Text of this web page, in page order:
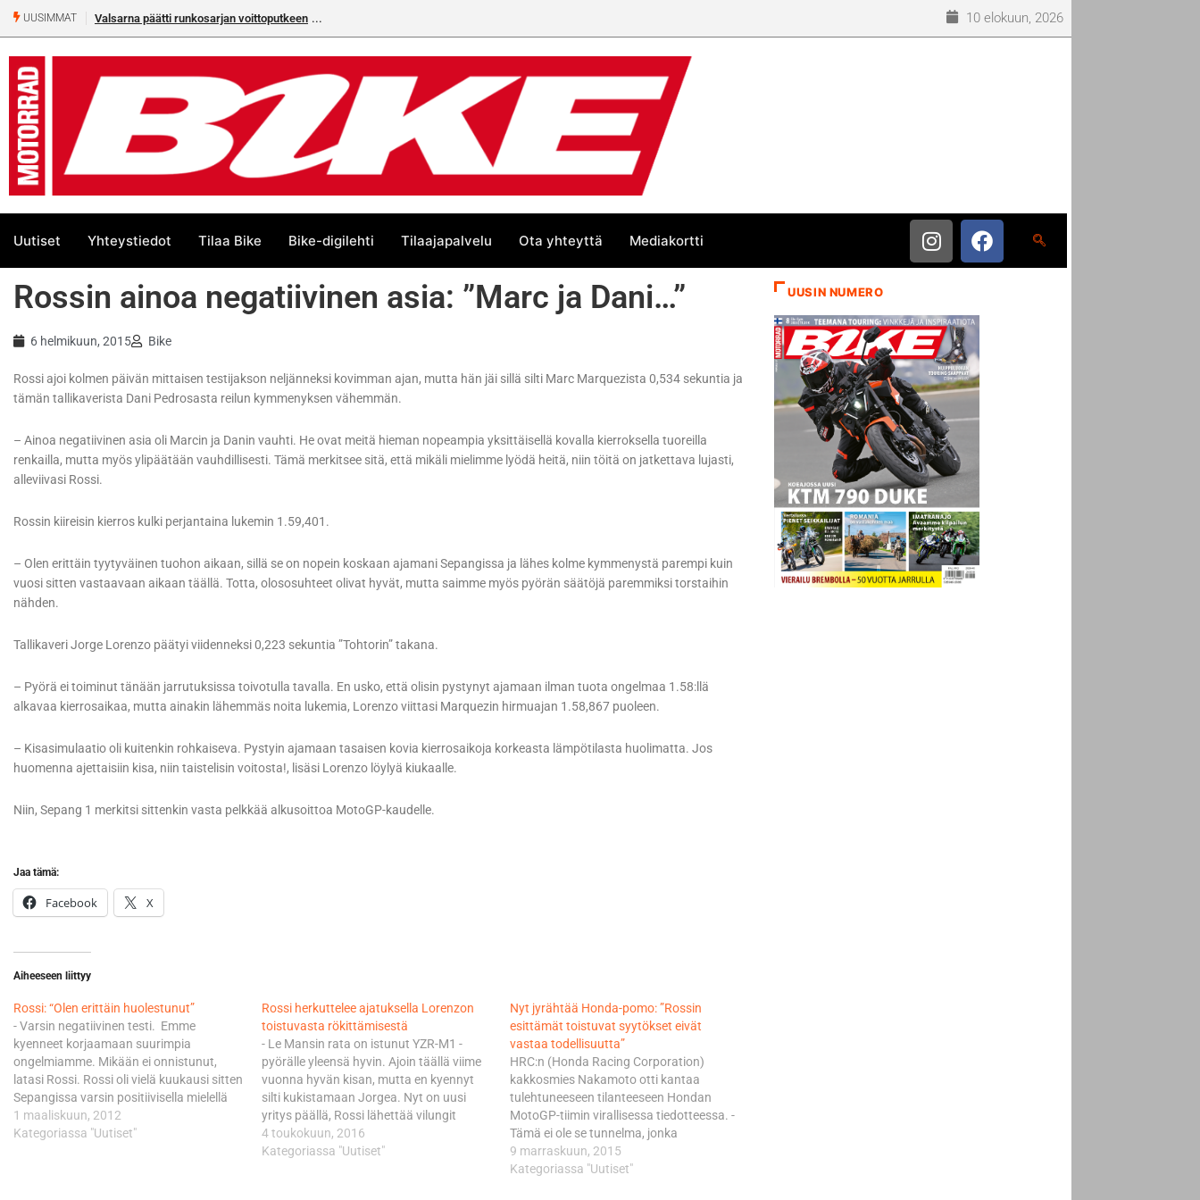
UUSIMMAT Valsarna päätti runkosarjan voittoputkeen 10 elokuun, 2026
Uutiset Yhteystiedot Tilaa Bike Bike-digilehti Tilaajapalvelu Ota yhteyttä Mediakortti
Rossin ainoa negatiivinen asia: ”Marc ja Dani…”
6 helmikuun, 2015 Bike
Rossi ajoi kolmen päivän mittaisen testijakson neljänneksi kovimman ajan, mutta hän jäi sillä silti Marc Marquezista 0,534 sekuntia ja
tämän tallikaverista Dani Pedrosasta reilun kymmenyksen vähemmän.
– Ainoa negatiivinen asia oli Marcin ja Danin vauhti. He ovat meitä hieman nopeampia yksittäisellä kovalla kierroksella tuoreilla
renkailla, mutta myös ylipäätään vauhdillisesti. Tämä merkitsee sitä, että mikäli mielimme lyödä heitä, niin töitä on jatkettava lujasti,
alleviivasi Rossi.
Rossin kiireisin kierros kulki perjantaina lukemin 1.59,401.
– Olen erittäin tyytyväinen tuohon aikaan, sillä se on nopein koskaan ajamani Sepangissa ja lähes kolme kymmenystä parempi kuin
vuosi sitten vastaavaan aikaan täällä. Totta, olososuhteet olivat hyvät, mutta saimme myös pyörän säätöjä paremmiksi torstaihin
nähden.
Tallikaveri Jorge Lorenzo päätyi viidenneksi 0,223 sekuntia ”Tohtorin” takana.
– Pyörä ei toiminut tänään jarrutuksissa toivotulla tavalla. En usko, että olisin pystynyt ajamaan ilman tuota ongelmaa 1.58:llä
alkavaa kierrosaikaa, mutta ainakin lähemmäs noita lukemia, Lorenzo viittasi Marquezin hirmuajan 1.58,867 puoleen.
– Kisasimulaatio oli kuitenkin rohkaiseva. Pystyin ajamaan tasaisen kovia kierrosaikoja korkeasta lämpötilasta huolimatta. Jos
huomenna ajettaisiin kisa, niin taistelisin voitosta!, lisäsi Lorenzo löylyä kiukaalle.
Niin, Sepang 1 merkitsi sittenkin vasta pelkkää alkusoittoa MotoGP-kaudelle.
Jaa tämä:
Facebook X
Aiheeseen liittyy
Rossi: “Olen erittäin huolestunut”
- Varsin negatiivinen testi. Emme
kyenneet korjaamaan suurimpia
ongelmiamme. Mikään ei onnistunut,
latasi Rossi. Rossi oli vielä kuukausi sitten
Sepangissa varsin positiivisella mielellä
GP12-pyörän osalta. Torstaina sama
mies otti radalta suunnan kohti Kuala
1 maaliskuun, 2012
Kategoriassa "Uutiset"
Rossi herkuttelee ajatuksella Lorenzon
toistuvasta rökittämisestä
- Le Mansin rata on istunut YZR-M1 -
pyörälle yleensä hyvin. Ajoin täällä viime
vuonna hyvän kisan, mutta en kyennyt
silti kukistamaan Jorgea. Nyt on uusi
yritys päällä, Rossi lähettää vilungit
terveisensä ensi vuonna Ducatille
siirtyvälle Lorenzolle. Miltei vuoden tauon
4 toukokuun, 2016
Kategoriassa "Uutiset"
Nyt jyrähtää Honda-pomo: ”Rossin
esittämät toistuvat syytökset eivät
vastaa todellisuutta”
HRC:n (Honda Racing Corporation)
kakkosmies Nakamoto otti kantaa
tulehtuneeseen tilanteeseen Hondan
MotoGP-tiimin virallisessa tiedotteessa. -
Tämä ei ole se tunnelma, jonka
halusimme kokea unohtumattoman
mestaruustaistelun päätteeksi.
9 marraskuun, 2015
Kategoriassa "Uutiset"
UUSIN NUMERO